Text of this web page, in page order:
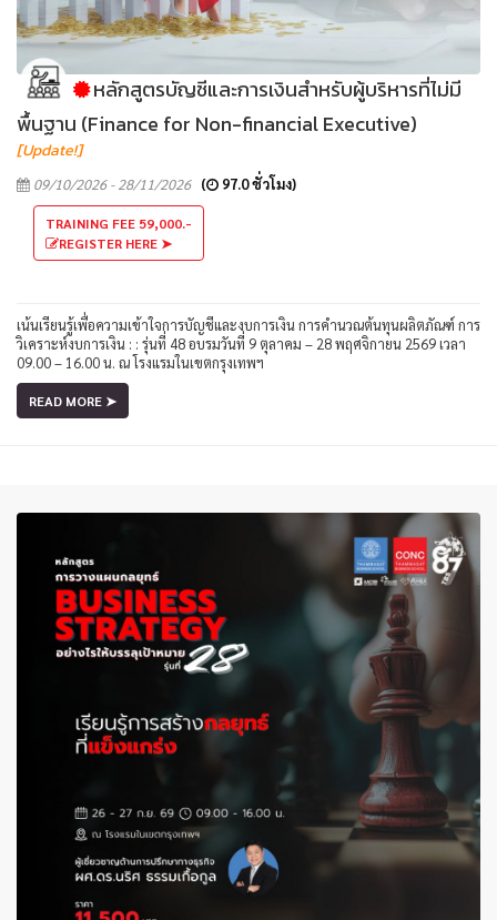
หลักสูตรบัญชีและการเงินสำหรับผู้บริหารที่ไม่มี
พื้นฐาน (Finance for Non-financial Executive)
[Update!]
09/10/2026 - 28/11/2026 ( 97.0 ชั่วโมง)
TRAINING FEE 59,000.-
REGISTER HERE ➤
เน้นเรียนรู้เพื่อความเข้าใจการบัญชีและงบการเงิน การคำนวณต้นทุนผลิตภัณฑ์ การ
วิเคราะห์งบการเงิน : : รุ่นที่ 48 อบรมวันที่ 9 ตุลาคม – 28 พฤศจิกายน 2569 เวลา
09.00 – 16.00 น. ณ โรงแรมในเขตกรุงเทพฯ
READ MORE ➤